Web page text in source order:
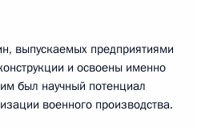
выпускаемых предприятиями
и освоены именно
был научный потенциал
военного производства.